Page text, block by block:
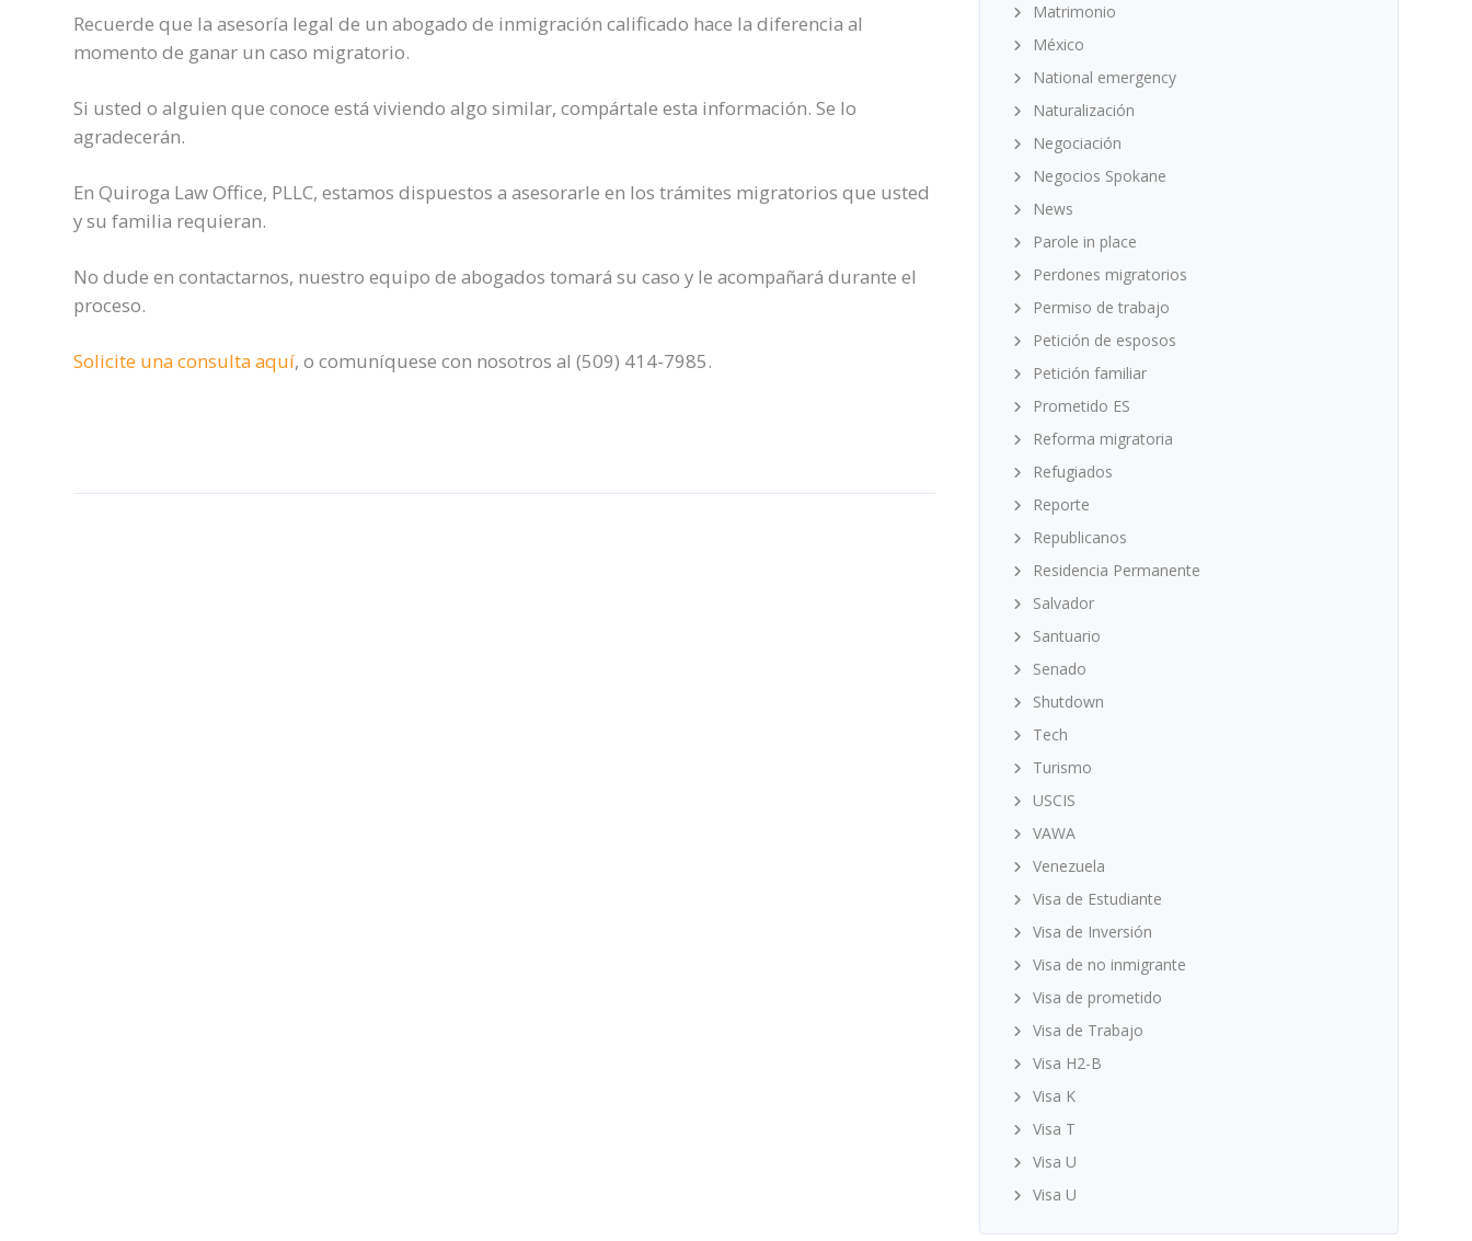
Recuerde que la asesoría legal de un abogado de inmigración calificado hace la diferencia al
momento de ganar un caso migratorio.
Si usted o alguien que conoce está viviendo algo similar, compártale esta información. Se lo
agradecerán.
En Quiroga Law Office, PLLC, estamos dispuestos a asesorarle en los trámites migratorios que usted
y su familia requieran.
No dude en contactarnos, nuestro equipo de abogados tomará su caso y le acompañará durante el
proceso.
Solicite una consulta aquí, o comuníquese con nosotros al (509) 414-7985.
Matrimonio
México
National emergency
Naturalización
Negociación
Negocios Spokane
News
Parole in place
Perdones migratorios
Permiso de trabajo
Petición de esposos
Petición familiar
Prometido ES
Reforma migratoria
Refugiados
Reporte
Republicanos
Residencia Permanente
Salvador
Santuario
Senado
Shutdown
Tech
Turismo
USCIS
VAWA
Venezuela
Visa de Estudiante
Visa de Inversión
Visa de no inmigrante
Visa de prometido
Visa de Trabajo
Visa H2-B
Visa K
Visa T
Visa U
Visa U